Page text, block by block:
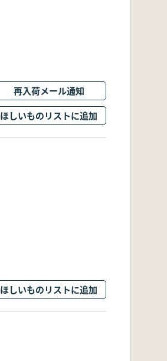
再入荷メール通知
ほしいものリストに追加
ほしいものリストに追加